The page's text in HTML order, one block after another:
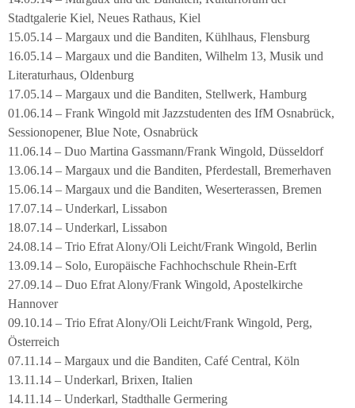
Stadtgalerie Kiel, Neues Rathaus, Kiel
15.05.14 – Margaux und die Banditen, Kühlhaus, Flensburg
16.05.14 – Margaux und die Banditen, Wilhelm 13, Musik und
Literaturhaus, Oldenburg
17.05.14 – Margaux und die Banditen, Stellwerk, Hamburg
01.06.14 – Frank Wingold mit Jazzstudenten des IfM Osnabrück,
Sessionopener, Blue Note, Osnabrück
11.06.14 – Duo Martina Gassmann/Frank Wingold, Düsseldorf
13.06.14 – Margaux und die Banditen, Pferdestall, Bremerhaven
15.06.14 – Margaux und die Banditen, Weserterassen, Bremen
17.07.14 – Underkarl, Lissabon
18.07.14 – Underkarl, Lissabon
24.08.14 – Trio Efrat Alony/Oli Leicht/Frank Wingold, Berlin
13.09.14 – Solo, Europäische Fachhochschule Rhein-Erft
27.09.14 – Duo Efrat Alony/Frank Wingold, Apostelkirche
Hannover
09.10.14 – Trio Efrat Alony/Oli Leicht/Frank Wingold, Perg,
Österreich
07.11.14 – Margaux und die Banditen, Café Central, Köln
13.11.14 – Underkarl, Brixen, Italien
14.11.14 – Underkarl, Stadthalle Germering